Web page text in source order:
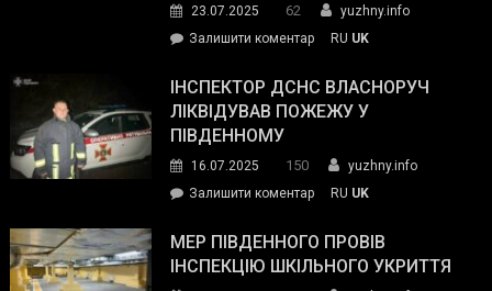
гуманітарну
допомогу
23.07.2025 62
yuzhny.info
Залишити коментарon
провів
нараду
силових
та
органів:
«Наш
RU UK
ІНСПЕКТОР ДСНС ВЛАСНОРУЧ
ЛІКВІДУВАВ ПОЖЕЖУ У
ПІВДЕННОМУ
16.07.2025 150
yuzhny.info
Залишити коментарon
ДСНС
власноруч
RU UK
МЕР ПІВДЕННОГО ПРОВІВ
ІНСПЕКЦІЮ ШКІЛЬНОГО УКРИТТЯ